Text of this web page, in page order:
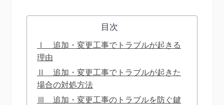
目次
Ⅰ 追加・変更工事でトラブルが起きる
理由
Ⅱ 追加・変更工事でトラブルが起きた
場合の対処方法
Ⅲ 追加・変更工事のトラブルを防ぐ鍵